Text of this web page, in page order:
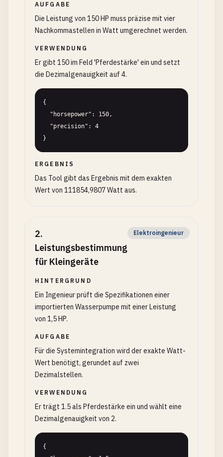
AUFGABE
Die Leistung von 150 HP muss präzise mit vier
Nachkommastellen in Watt umgerechnet werden.
VERWENDUNG
Er gibt 150 im Feld 'Pferdestärke' ein und setzt
die Dezimalgenauigkeit auf 4.
{
}
ERGEBNIS
Das Tool gibt das Ergebnis mit dem exakten
Wert von 111854,9807 Watt aus.
2.
Leistungsbestimmung
für Kleingeräte
Elektroingenieur
HINTERGRUND
Ein Ingenieur prüft die Spezifikationen einer
importierten Wasserpumpe mit einer Leistung
von 1,5 HP.
AUFGABE
Für die Systemintegration wird der exakte Watt-
Wert benötigt, gerundet auf zwei
Dezimalstellen.
VERWENDUNG
Er trägt 1.5 als Pferdestärke ein und wählt eine
Dezimalgenauigkeit von 2.
{